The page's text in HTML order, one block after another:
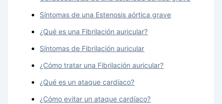
Síntomas de una Estenosis aórtica grave
¿Qué es una Fibrilación auricular?
Síntomas de Fibrilación auricular
¿Cómo tratar una Fibrilación auricular?
¿Qué es un ataque cardíaco?
¿Cómo evitar un ataque cardíaco?